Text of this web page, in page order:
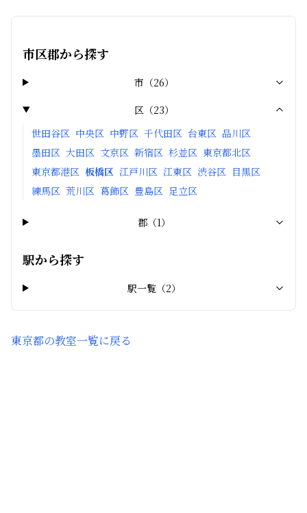
市区郡から探す
市 （26）
区 （23）
世田谷区 中央区 中野区 千代田区 台東区 品川区
墨田区 大田区 文京区 新宿区 杉並区 東京都北区
東京都港区 板橋区 江戸川区 江東区 渋谷区 目黒区
練馬区 荒川区 葛飾区 豊島区 足立区
郡 （1）
駅から探す
駅一覧（2）
東京都の教室一覧に戻る